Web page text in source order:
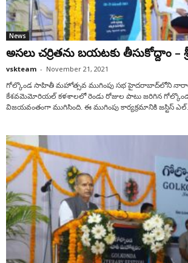
News
అస‌లు చ‌ర్రిత‌ను బ‌య‌ట‌కు తీసుకోద్దాం –
vskteam - November 21, 2021
గోల్కొండ సాహితీ మ‌హోత్సవ ముగింపు సభ హైద‌రాబాద్‌లోని
కేశ‌వ‌మెమోరియ‌ల్ క‌ళ‌శాల‌లో రెండు రోజుల పాటు జ‌రిగిన
విజ‌య‌వంతంగా ముగిసింది. ఈ ముగింపు కార్య‌క్ర‌మానికి జ‌స్టిస్ ఎల్‌.